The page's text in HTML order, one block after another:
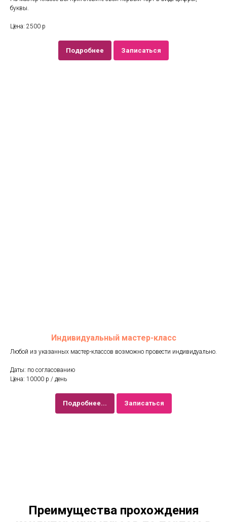
буквы.
Цена: 2500 р
Подробнее Записаться
Индивидуальный мастер-класс
Любой из указанных мастер-классов возможно провести индивидуально.
Даты: по согласованию
Цена: 10000 р / день
Подробнее... Записаться
Преимущества прохождения